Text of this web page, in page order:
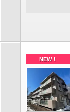
NEW！